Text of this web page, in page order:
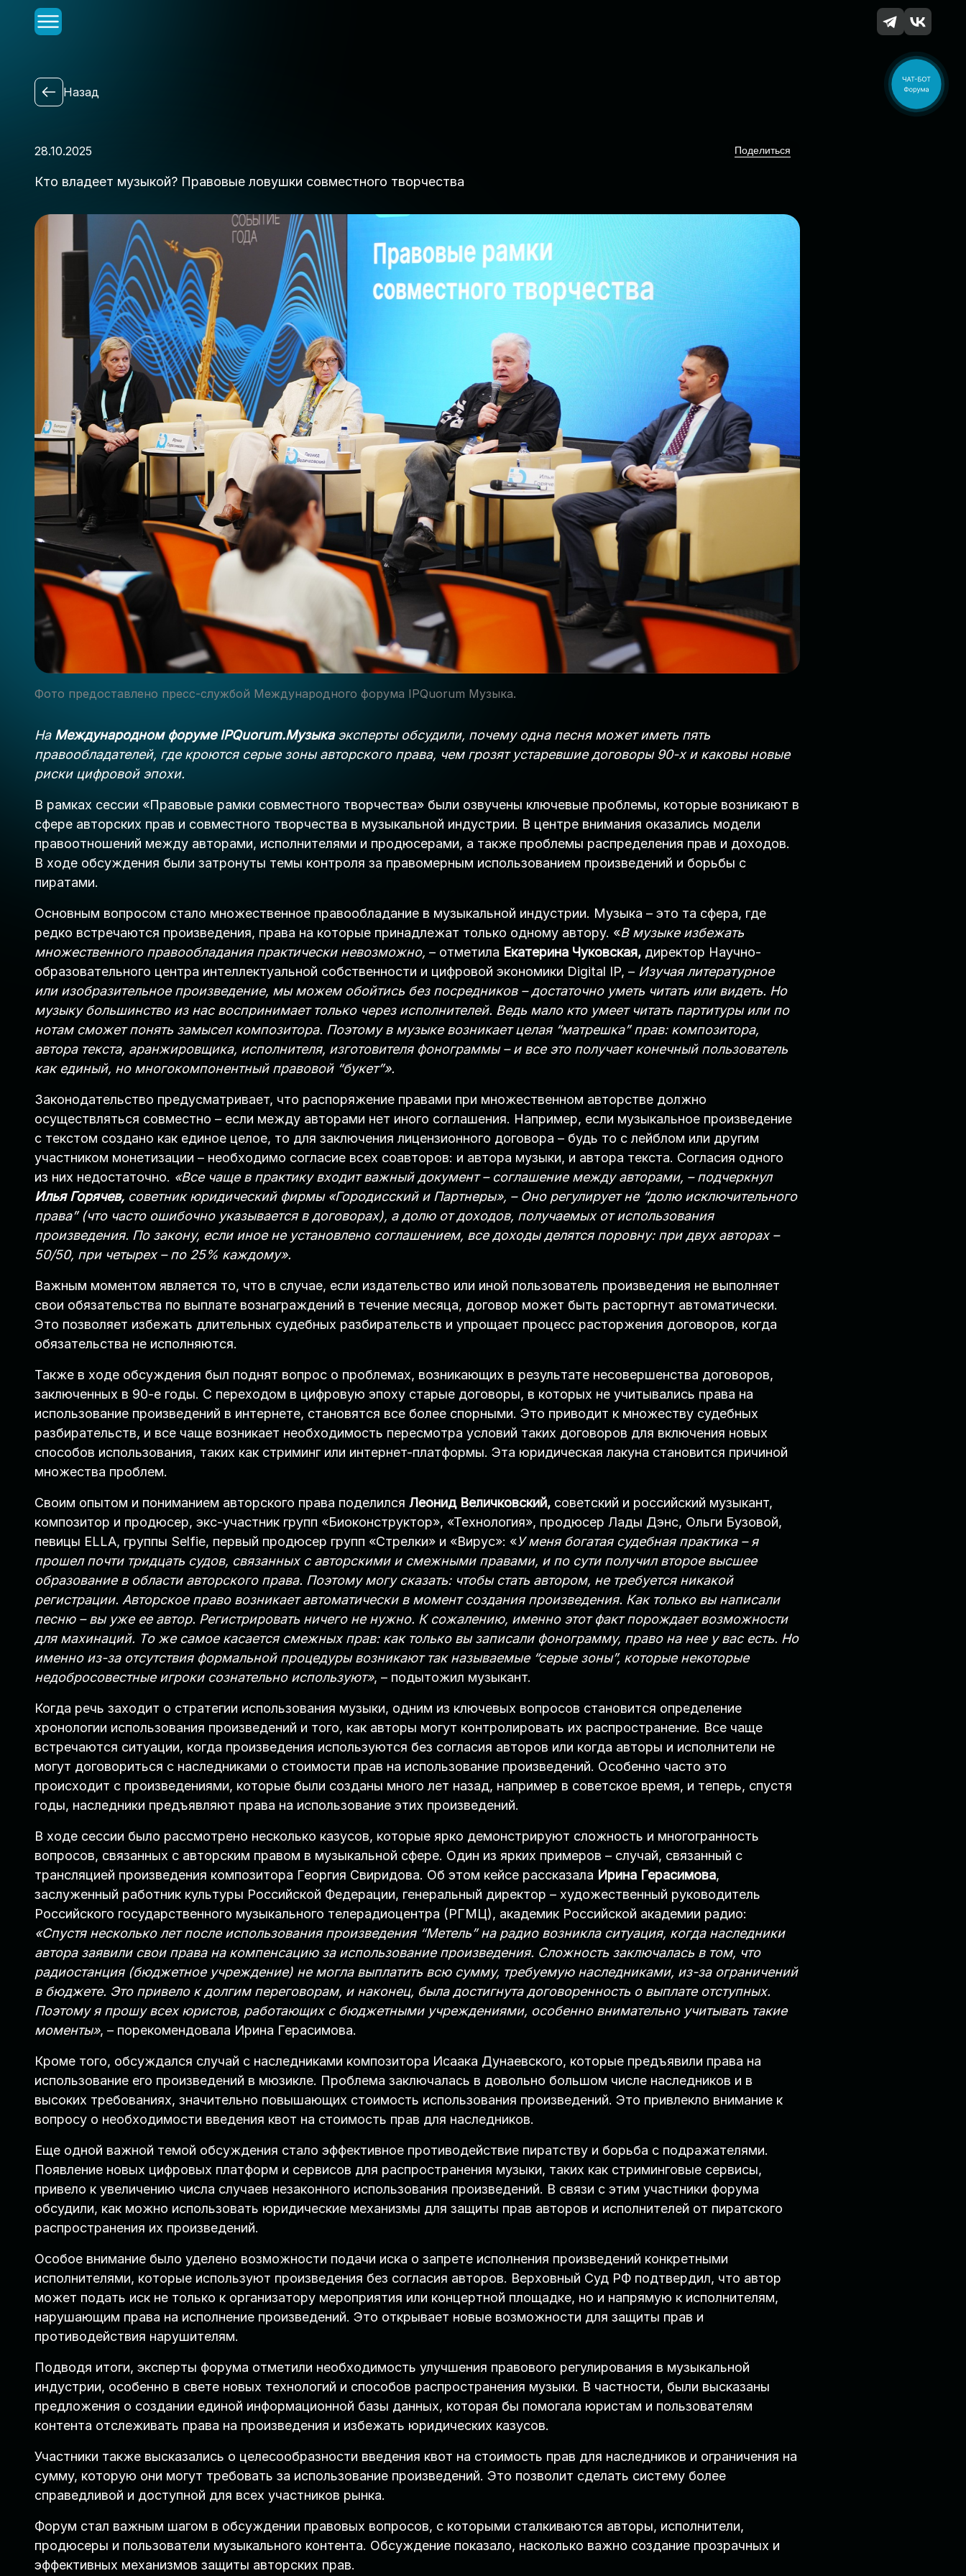
Главная
О Форуме
Программа
Новости
Назад
28.10.2025 Поделиться
Кто владеет музыкой? Правовые ловушки совместного творчества
Фото предоставлено пресс-службой Международного форума IPQuorum Музыка.
На Международном форуме IPQuorum.Музыкаэксперты обсудили, почему одна песня может иметь пять
правообладателей, где кроются серые зоны авторского права, чем грозят устаревшие договоры 90-х и каковы новые
риски цифровой эпохи.
В рамках сессии «Правовые рамки совместного творчества» были озвучены ключевые проблемы, которые возникают в
сфере авторских прав и совместного творчества в музыкальной индустрии. В центре внимания оказались модели
правоотношений между авторами, исполнителями и продюсерами, а также проблемы распределения прав и доходов.
В ходе обсуждения были затронуты темы контроля за правомерным использованием произведений и борьбы с
пиратами.
Основным вопросом стало множественное правообладание в музыкальной индустрии. Музыка – это та сфера, где
редко встречаются произведения, права на которые принадлежат только одному автору. «В музыке избежать
множественного правообладания практически невозможно, – отметила Екатерина Чуковская, директор Научно-
образовательного центра интеллектуальной собственности и цифровой экономики Digital IP, – Изучая литературное
или изобразительное произведение, мы можем обойтись без посредников – достаточно уметь читать или видеть. Но
музыку большинство из нас воспринимает только через исполнителей. Ведь мало кто умеет читать партитуры или по
нотам сможет понять замысел композитора. Поэтому в музыке возникает целая “матрешка” прав: композитора,
автора текста, аранжировщика, исполнителя, изготовителя фонограммы – и все это получает конечный пользователь
как единый, но многокомпонентный правовой “букет”».
Законодательство предусматривает, что распоряжение правами при множественном авторстве должно
осуществляться совместно – если между авторами нет иного соглашения. Например, если музыкальное произведение
с текстом создано как единое целое, то для заключения лицензионного договора – будь то с лейблом или другим
участником монетизации – необходимо согласие всех соавторов: и автора музыки, и автора текста. Согласия одного
из них недостаточно. «Все чаще в практику входит важный документ – соглашение между авторами, – подчеркнул
Илья Горячев, советник юридический фирмы «Городисский и Партнеры», – Оно регулирует не “долю исключительного
права” (что часто ошибочно указывается в договорах), а долю от доходов, получаемых от использования
произведения. По закону, если иное не установлено соглашением, все доходы делятся поровну: при двух авторах –
50/50, при четырех – по 25% каждому».
Важным моментом является то, что в случае, если издательство или иной пользователь произведения не выполняет
свои обязательства по выплате вознаграждений в течение месяца, договор может быть расторгнут автоматически.
Это позволяет избежать длительных судебных разбирательств и упрощает процесс расторжения договоров, когда
обязательства не исполняются.
Также в ходе обсуждения был поднят вопрос о проблемах, возникающих в результате несовершенства договоров,
заключенных в 90-е годы. С переходом в цифровую эпоху старые договоры, в которых не учитывались права на
использование произведений в интернете, становятся все более спорными. Это приводит к множеству судебных
разбирательств, и все чаще возникает необходимость пересмотра условий таких договоров для включения новых
способов использования, таких как стриминг или интернет-платформы. Эта юридическая лакуна становится причиной
множества проблем.
Своим опытом и пониманием авторского права поделился Леонид Величковский, советский и российский музыкант,
композитор и продюсер, экс-участник групп «Биоконструктор», «Технология», продюсер Лады Дэнс, Ольги Бузовой,
певицы ELLA, группы Selfie, первый продюсер групп «Стрелки» и «Вирус»: «У меня богатая судебная практика – я
прошел почти тридцать судов, связанных с авторскими и смежными правами, и по сути получил второе высшее
образование в области авторского права. Поэтому могу сказать: чтобы стать автором, не требуется никакой
регистрации. Авторское право возникает автоматически в момент создания произведения. Как только вы написали
песню – вы уже ее автор. Регистрировать ничего не нужно. К сожалению, именно этот факт порождает возможности
для махинаций. То же самое касается смежных прав: как только вы записали фонограмму, право на нее у вас есть. Но
именно из-за отсутствия формальной процедуры возникают так называемые “серые зоны”, которые некоторые
недобросовестные игроки сознательно используют», – подытожил музыкант.
Когда речь заходит о стратегии использования музыки, одним из ключевых вопросов становится определение
хронологии использования произведений и того, как авторы могут контролировать их распространение. Все чаще
встречаются ситуации, когда произведения используются без согласия авторов или когда авторы и исполнители не
могут договориться с наследниками о стоимости прав на использование произведений. Особенно часто это
происходит с произведениями, которые были созданы много лет назад, например в советское время, и теперь, спустя
годы, наследники предъявляют права на использование этих произведений.
В ходе сессии было рассмотрено несколько казусов, которые ярко демонстрируют сложность и многогранность
вопросов, связанных с авторским правом в музыкальной сфере. Один из ярких примеров – случай, связанный с
трансляцией произведения композитора Георгия Свиридова. Об этом кейсе рассказала Ирина Герасимова,
заслуженный работник культуры Российской Федерации, генеральный директор – художественный руководитель
Российского государственного музыкального телерадиоцентра (РГМЦ), академик Российской академии радио:
«Спустя несколько лет после использования произведения “Метель” на радио возникла ситуация, когда наследники
автора заявили свои права на компенсацию за использование произведения. Сложность заключалась в том, что
радиостанция (бюджетное учреждение) не могла выплатить всю сумму, требуемую наследниками, из-за ограничений
в бюджете. Это привело к долгим переговорам, и наконец, была достигнута договоренность о выплате отступных.
Поэтому я прошу всех юристов, работающих с бюджетными учреждениями, особенно внимательно учитывать такие
моменты», – порекомендовала Ирина Герасимова.
Кроме того, обсуждался случай с наследниками композитора Исаака Дунаевского, которые предъявили права на
использование его произведений в мюзикле. Проблема заключалась в довольно большом числе наследников и в
высоких требованиях, значительно повышающих стоимость использования произведений. Это привлекло внимание к
вопросу о необходимости введения квот на стоимость прав для наследников.
Еще одной важной темой обсуждения стало эффективное противодействие пиратству и борьба с подражателями.
Появление новых цифровых платформ и сервисов для распространения музыки, таких как стриминговые сервисы,
привело к увеличению числа случаев незаконного использования произведений. В связи с этим участники форума
обсудили, как можно использовать юридические механизмы для защиты прав авторов и исполнителей от пиратского
распространения их произведений.
Особое внимание было уделено возможности подачи иска о запрете исполнения произведений конкретными
исполнителями, которые используют произведения без согласия авторов. Верховный Суд РФ подтвердил, что автор
может подать иск не только к организатору мероприятия или концертной площадке, но и напрямую к исполнителям,
нарушающим права на исполнение произведений. Это открывает новые возможности для защиты прав и
противодействия нарушителям.
Подводя итоги, эксперты форума отметили необходимость улучшения правового регулирования в музыкальной
индустрии, особенно в свете новых технологий и способов распространения музыки. В частности, были высказаны
предложения о создании единой информационной базы данных, которая бы помогала юристам и пользователям
контента отслеживать права на произведения и избежать юридических казусов.
Участники также высказались о целесообразности введения квот на стоимость прав для наследников и ограничения на
сумму, которую они могут требовать за использование произведений. Это позволит сделать систему более
справедливой и доступной для всех участников рынка.
Форум стал важным шагом в обсуждении правовых вопросов, с которыми сталкиваются авторы, исполнители,
продюсеры и пользователи музыкального контента. Обсуждение показало, насколько важно создание прозрачных и
эффективных механизмов защиты авторских прав.